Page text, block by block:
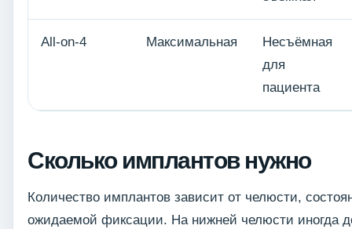
All-on-4 Максимальная
Несъёмная
для
пациента
Сколько имплантов нужно
Количество имплантов зависит от челюсти,
ожидаемой фиксации. На нижней челюсти иногда